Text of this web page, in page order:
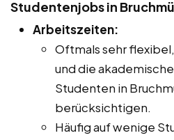
Studentenjobs in
Arbeitszeiten:
Oftmals sehr
und die
Studenten in
berücksichtigen.
Häufig auf wenige